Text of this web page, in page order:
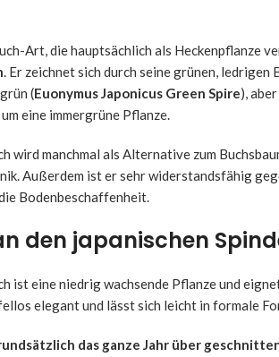
Art, die hauptsächlich als Heckenpflanze
. Er zeichnet sich durch seine grünen,
(Euonymus Japonicus Green Spire),
eine immergrüne Pflanze.
wird manchmal als Alternative zum
Außerdem ist er sehr widerstandsfähig
Bodenbeschaffenheit.
den japanischen
ist eine niedrig wachsende Pflanze und
elegant und lässt sich leicht in formale
das ganze Jahr über